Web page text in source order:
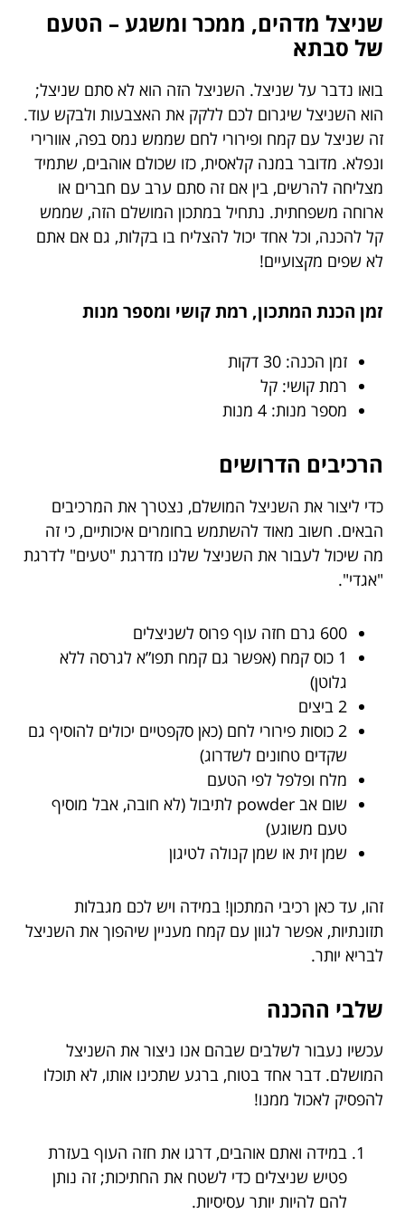
שניצל מדהים, ממכר ומשגע – הטעם
של סבתא
בואו נדבר על שניצל. השניצל הזה הוא לא סתם שניצל;
הוא השניצל שיגרום לכם ללקק את האצבעות ולבקש עוד.
זה שניצל עם קמח ופירורי לחם שממש נמס בפה, אוורירי
ונפלא. מדובר במנה קלאסית, כזו שכולם אוהבים, שתמיד
מצליחה להרשים, בין אם זה סתם ערב עם חברים או
ארוחה משפחתית. נתחיל במתכון המושלם הזה, שממש
קל להכנה, וכל אחד יכול להצליח בו בקלות, גם אם אתם
לא שפים מקצועיים!
זמן הכנת המתכון, רמת קושי ומספר מנות
זמן הכנה: 30 דקות
רמת קושי: קל
מספר מנות: 4 מנות
הרכיבים הדרושים
כדי ליצור את השניצל המושלם, נצטרך את המרכיבים
הבאים. חשוב מאוד להשתמש בחומרים איכותיים, כי זה
מה שיכול לעבור את השניצל שלנו מדרגת "טעים" לדרגת
"אגדי".
600 גרם חזה עוף פרוס לשניצלים
1 כוס קמח (אפשר גם קמח תפו”א לגרסה ללא
גלוטן)
2 ביצים
2 כוסות פירורי לחם (כאן סקפטיים יכולים להוסיף גם
שקדים טחונים לשדרוג)
מלח ופלפל לפי הטעם
שום אב powder לתיבול (לא חובה, אבל מוסיף
טעם משוגע)
שמן זית או שמן קנולה לטיגון
זהו, עד כאן רכיבי המתכון! במידה ויש לכם מגבלות
תזונתיות, אפשר לגוון עם קמח מעניין שיהפוך את השניצל
לבריא יותר.
שלבי ההכנה
עכשיו נעבור לשלבים שבהם אנו ניצור את השניצל
המושלם. דבר אחד בטוח, ברגע שתכינו אותו, לא תוכלו
להפסיק לאכול ממנו!
במידה ואתם אוהבים, דרגו את חזה העוף בעזרת
פטיש שניצלים כדי לשטח את החתיכות; זה נותן
להם להיות יותר עסיסיות.